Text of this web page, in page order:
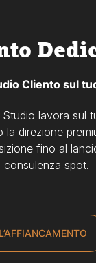
Cliento sul
lavora sul
direzione
fino al
spot.